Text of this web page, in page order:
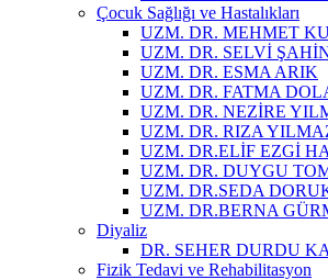
Çocuk Sağlığı ve Hastalıkları
UZM. DR. MEHMET
UZM. DR. SELVİ
UZM. DR. ESMA ARIK
UZM. DR. FATMA
UZM. DR. NEZİRE
UZM. DR. RIZA
UZM. DR.ELİF EZGİ
UZM. DR. DUYGU
UZM. DR.SEDA
UZM. DR.BERNA
Diyaliz
DR. SEHER DURDU
Fizik Tedavi ve Rehabilitasyon